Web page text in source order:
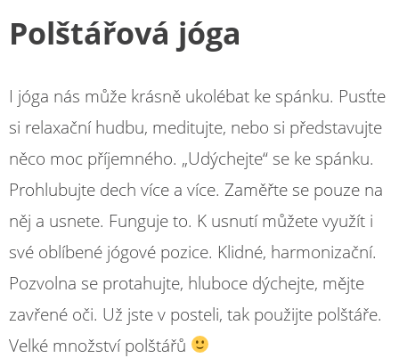
Polštářová jóga
I jóga nás může krásně ukolébat ke spánku. Pusťte
si relaxační hudbu, meditujte, nebo si představujte
něco moc příjemného. „Udýchejte“ se ke spánku.
Prohlubujte dech více a více. Zaměřte se pouze na
něj a usnete. Funguje to. K usnutí můžete využít i
své oblíbené jógové pozice. Klidné, harmonizační.
Pozvolna se protahujte, hluboce dýchejte, mějte
zavřené oči. Už jste v posteli, tak použijte polštáře.
Velké množství polštářů